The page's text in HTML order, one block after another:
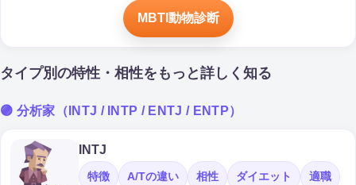
MBTI動物診断
タイプ別の特性・相性をもっと詳しく知る
🟣 分析家（INTJ / INTP / ENTJ / ENTP）
INTJ
特徴 A/Tの違い 相性 ダイエット 適職